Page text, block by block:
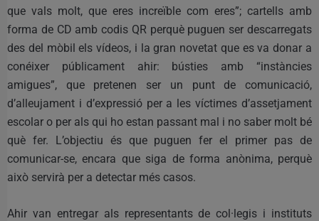
que vals molt, que eres increïble com eres”; cartells amb
forma de CD amb codis QR perquè puguen ser descarregats
des del mòbil els vídeos, i la gran novetat que es va donar a
conéixer públicament ahir: bústies amb “instàncies
amigues”, que pretenen ser un punt de comunicació,
d’alleujament i d’expressió per a les víctimes d’assetjament
escolar o per als qui ho estan passant mal i no saber molt bé
què fer. L’objectiu és que puguen fer el primer pas de
comunicar-se, encara que siga de forma anònima, perquè
això servirà per a detectar més casos.
Ahir van entregar als representants de col·legis i instituts